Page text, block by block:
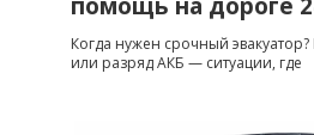
Когда нужен срочный
или разряд АКБ — ситуации, где